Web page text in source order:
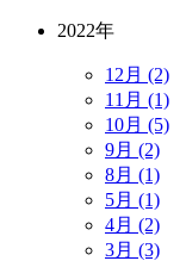
2022年
12月 (2)
11月 (1)
10月 (5)
9月 (2)
8月 (1)
5月 (1)
4月 (2)
3月 (3)